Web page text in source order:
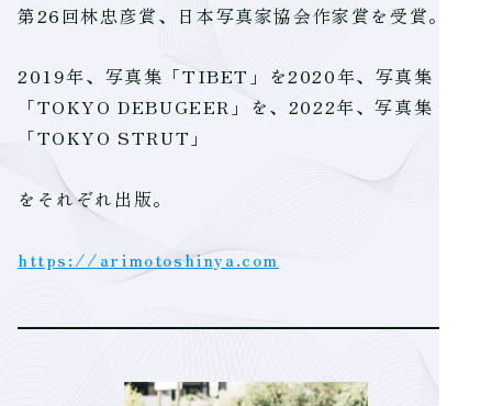
第26回林忠彦賞、日本写真家協会作家賞を受賞。
2019年、写真集「TIBET」を2020年、写真集
「TOKYO DEBUGEER」を、2022年、写真集
「TOKYO STRUT」
をそれぞれ出版。
https://arimotoshinya.com